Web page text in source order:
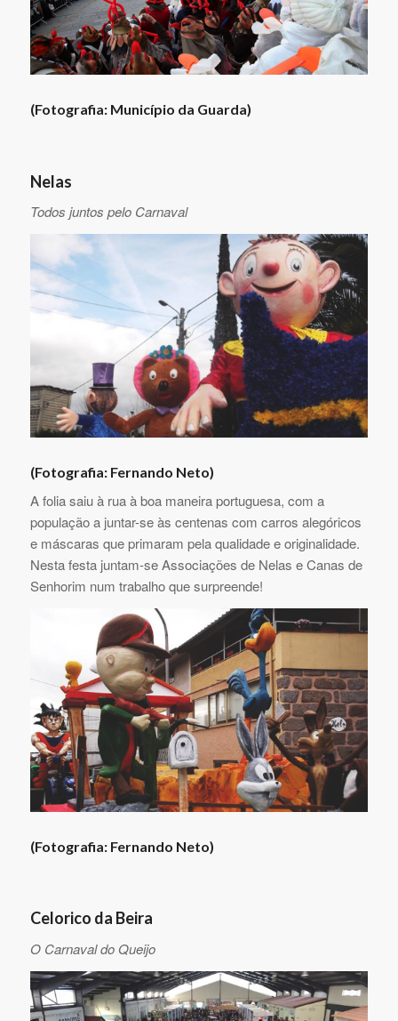
(Fotografia: Município da Guarda)
Nelas
Todos juntos pelo Carnaval
(Fotografia: Fernando Neto)
A folia saiu à rua à boa maneira portuguesa, com a
população a juntar-se às centenas com carros alegóricos
e máscaras que primaram pela qualidade e originalidade.
Nesta festa juntam-se Associações de Nelas e Canas de
Senhorim num trabalho que surpreende!
(Fotografia: Fernando Neto)
Celorico da Beira
O Carnaval do Queijo